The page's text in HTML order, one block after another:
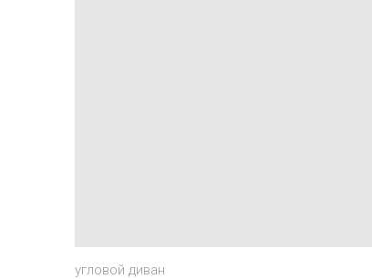
угловой диван